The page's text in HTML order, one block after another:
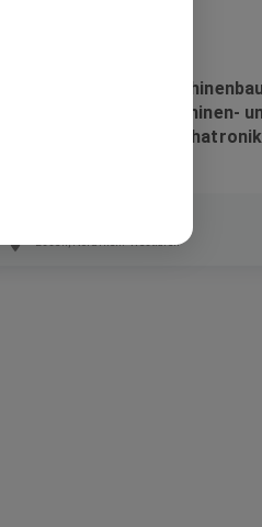
Wickler /
Elektroniker für Maschinen-
Antriebstechnik /
Essen, Nordrhein-Westfalen